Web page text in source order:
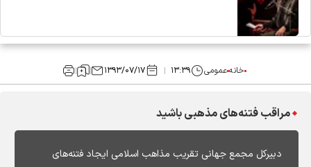
خانهعمومی ۱۳:۳۹ ۱۳۹۳/۰۷/۱۷
مراقب فتنه‌های مذهبی باشید
دبیرکل مجمع جهانی تقریب مذاهب اسلامی ایجاد فتنه‌های